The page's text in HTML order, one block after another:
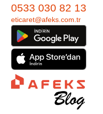
0533 030 82 13
eticaret@afeks.com.tr